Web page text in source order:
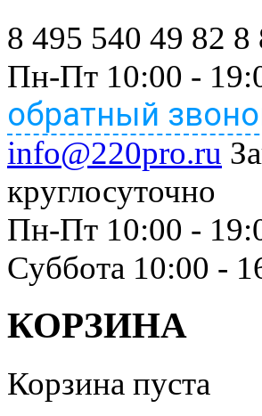
8 495 540 49 82 8
Пн-Пт 10:00 -
обратный
info@220pro.ru
круглосуточно
Пн-Пт 10:00 -
Суббота 10:00 -
КОРЗИНА
Корзина пуста